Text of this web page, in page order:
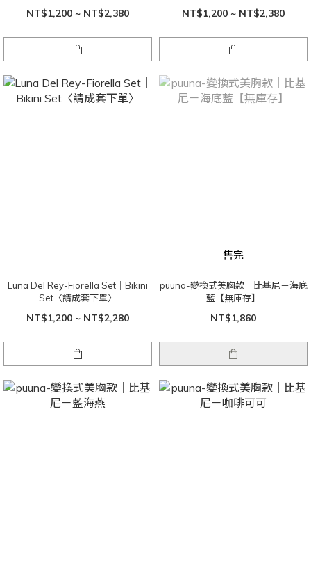
NT$1,200 ~ NT$2,380 NT$1,200 ~ NT$2,380
Luna Del Rey-Fiorella Set｜Bikini
Set〈請成套下單〉
NT$1,200 ~ NT$2,280
售完
puuna-變換式美胸款｜比基尼－海底
藍【無庫存】
NT$1,860